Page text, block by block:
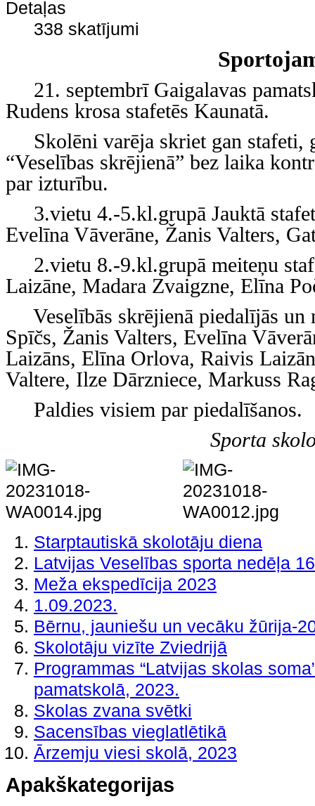
Detaļas
338 skatījumi
21. septembrī Gaigalavas
Rudens krosa stafetēs Kaunatā.
Skolēni varēja skriet gan stafeti,
“Veselības skrējienā” bez laika
par izturību.
3.vietu 4.-5.kl.grupā Jauktā
Evelīna Vāverāne, Žanis Valters,
2.vietu 8.-9.kl.grupā meiteņu
Laizāne, Madara Zvaigzne, Elīna
Veselībās skrējienā piedalījās un
Spīčs, Žanis Valters, Evelīna
Laizāns, Elīna Orlova, Raivis
Valtere, Ilze Dārzniece, Markuss
Paldies visiem par piedalīšanos.
Sporta
Starptautiskā skolotāju diena
Latvijas Veselības sporta nedēļa
Meža ekspedīcija 2023
1.09.2023.
Bērnu, jauniešu un vecāku žūrija-
Skolotāju vizīte Zviedrijā
Programmas “Latvijas skolas
pamatskolā, 2023.
Skolas zvana svētki
Sacensības vieglatlētikā
Ārzemju viesi skolā, 2023
Apakškategorijas